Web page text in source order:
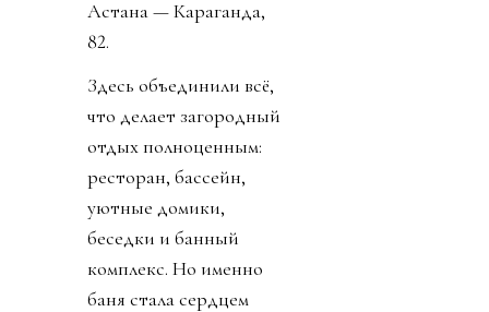
Астана — Караганда,
82.
Здесь объединили всё,
что делает загородный
отдых полноценным:
ресторан, бассейн,
уютные домики,
беседки и банный
комплекс. Но именно
баня стала сердцем